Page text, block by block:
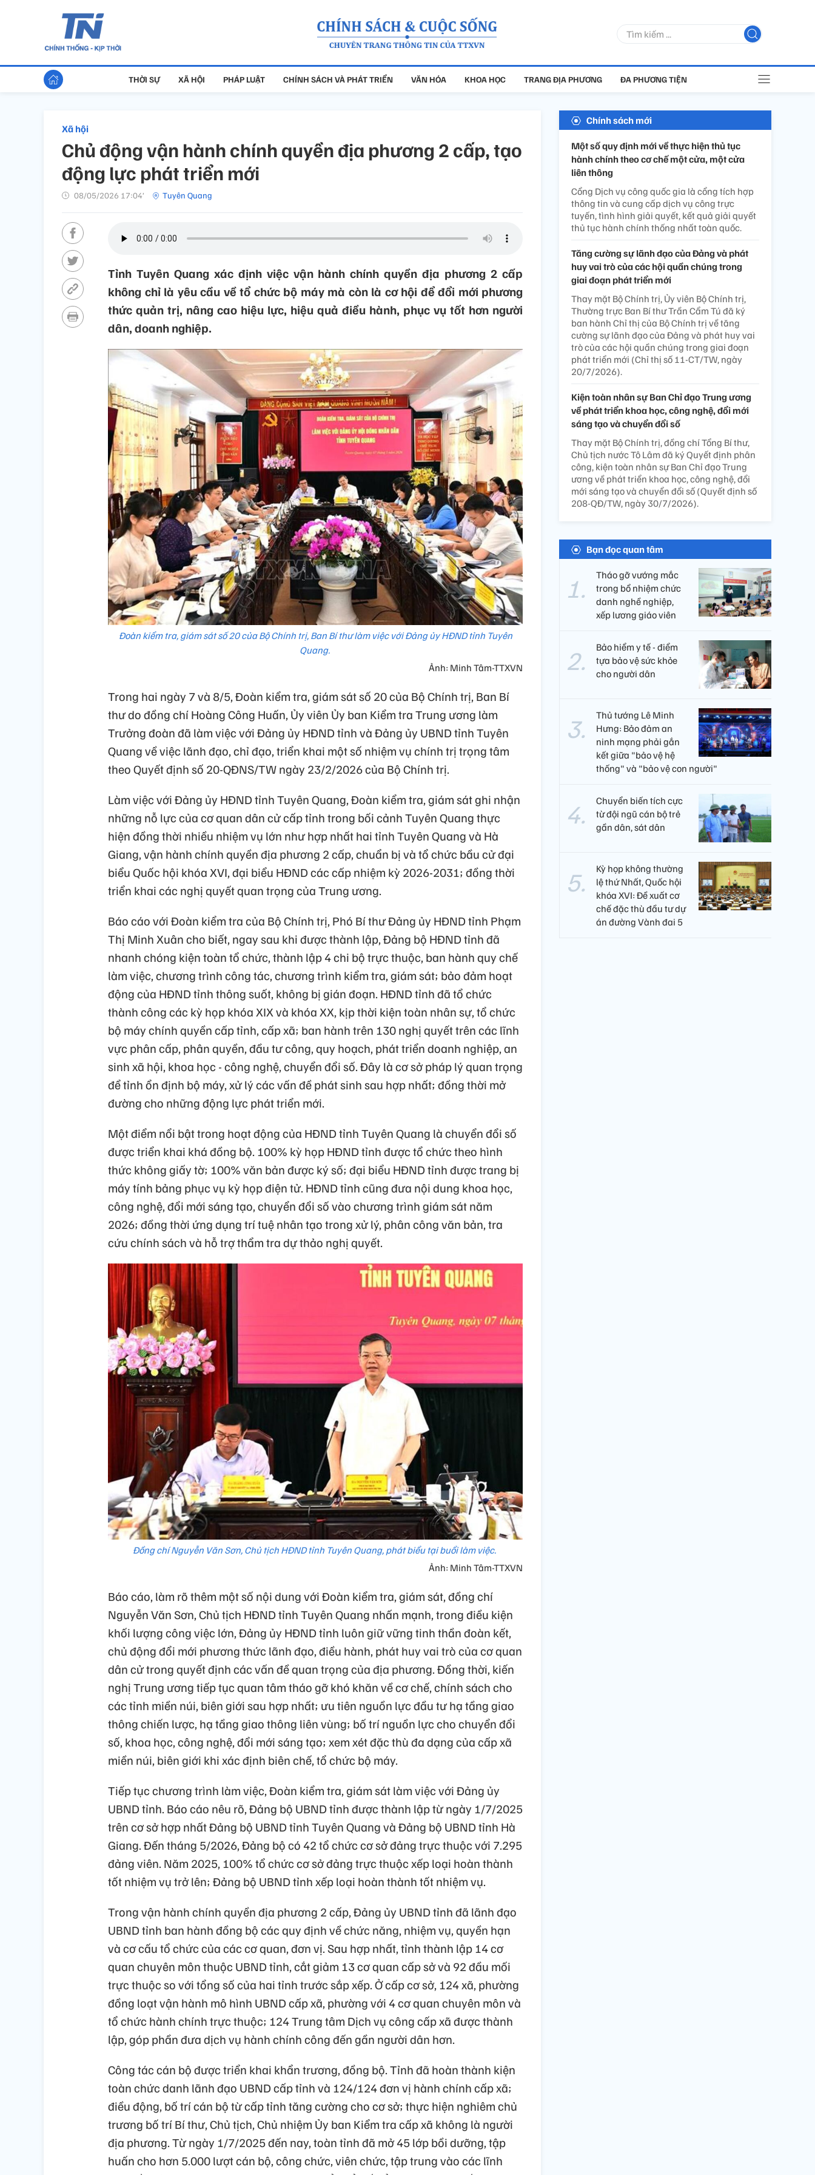
THỜI SỰ XÃ HỘI PHÁP LUẬT CHÍNH SÁCH VÀ PHÁT TRIỂN VĂN HÓA KHOA HỌC TRANG ĐỊA PHƯƠNG ĐA PHƯƠNG TIỆN
Xã hội
Chủ động vận hành chính quyền địa phương 2 cấp, tạo
động lực phát triển mới
08/05/2026 17:04’ Tuyên Quang
Tỉnh Tuyên Quang xác định việc vận hành chính quyền địa phương 2 cấp
không chỉ là yêu cầu về tổ chức bộ máy mà còn là cơ hội để đổi mới phương
thức quản trị, nâng cao hiệu lực, hiệu quả điều hành, phục vụ tốt hơn người
dân, doanh nghiệp.
Đoàn kiểm tra, giám sát số 20 của Bộ Chính trị, Ban Bí thư làm việc với Đảng ủy HĐND tỉnh Tuyên
Quang.
Ảnh: Minh Tâm-TTXVN
Trong hai ngày 7 và 8/5, Đoàn kiểm tra, giám sát số 20 của Bộ Chính trị, Ban Bí
thư do đồng chí Hoàng Công Huấn, Ủy viên Ủy ban Kiểm tra Trung ương làm
Trưởng đoàn đã làm việc với Đảng ủy HĐND tỉnh và Đảng ủy UBND tỉnh Tuyên
Quang về việc lãnh đạo, chỉ đạo, triển khai một số nhiệm vụ chính trị trọng tâm
theo Quyết định số 20-QĐNS/TW ngày 23/2/2026 của Bộ Chính trị.
Làm việc với Đảng ủy HĐND tỉnh Tuyên Quang, Đoàn kiểm tra, giám sát ghi nhận
những nỗ lực của cơ quan dân cử cấp tỉnh trong bối cảnh Tuyên Quang thực
hiện đồng thời nhiều nhiệm vụ lớn như hợp nhất hai tỉnh Tuyên Quang và Hà
Giang, vận hành chính quyền địa phương 2 cấp, chuẩn bị và tổ chức bầu cử đại
biểu Quốc hội khóa XVI, đại biểu HĐND các cấp nhiệm kỳ 2026-2031; đồng thời
triển khai các nghị quyết quan trọng của Trung ương.
Báo cáo với Đoàn kiểm tra của Bộ Chính trị, Phó Bí thư Đảng ủy HĐND tỉnh Phạm
Thị Minh Xuân cho biết, ngay sau khi được thành lập, Đảng bộ HĐND tỉnh đã
nhanh chóng kiện toàn tổ chức, thành lập 4 chi bộ trực thuộc, ban hành quy chế
làm việc, chương trình công tác, chương trình kiểm tra, giám sát; bảo đảm hoạt
động của HĐND tỉnh thông suốt, không bị gián đoạn. HĐND tỉnh đã tổ chức
thành công các kỳ họp khóa XIX và khóa XX, kịp thời kiện toàn nhân sự, tổ chức
bộ máy chính quyền cấp tỉnh, cấp xã; ban hành trên 130 nghị quyết trên các lĩnh
vực phân cấp, phân quyền, đầu tư công, quy hoạch, phát triển doanh nghiệp, an
sinh xã hội, khoa học - công nghệ, chuyển đổi số. Đây là cơ sở pháp lý quan trọng
để tỉnh ổn định bộ máy, xử lý các vấn đề phát sinh sau hợp nhất; đồng thời mở
đường cho những động lực phát triển mới.
Một điểm nổi bật trong hoạt động của HĐND tỉnh Tuyên Quang là chuyển đổi số
được triển khai khá đồng bộ. 100% kỳ họp HĐND tỉnh được tổ chức theo hình
thức không giấy tờ; 100% văn bản được ký số; đại biểu HĐND tỉnh được trang bị
máy tính bảng phục vụ kỳ họp điện tử. HĐND tỉnh cũng đưa nội dung khoa học,
công nghệ, đổi mới sáng tạo, chuyển đổi số vào chương trình giám sát năm
2026; đồng thời ứng dụng trí tuệ nhân tạo trong xử lý, phân công văn bản, tra
cứu chính sách và hỗ trợ thẩm tra dự thảo nghị quyết.
Đồng chí Nguyễn Văn Sơn, Chủ tịch HĐND tỉnh Tuyên Quang, phát biểu tại buổi làm việc.
Ảnh: Minh Tâm-TTXVN
Báo cáo, làm rõ thêm một số nội dung với Đoàn kiểm tra, giám sát, đồng chí
Nguyễn Văn Sơn, Chủ tịch HĐND tỉnh Tuyên Quang nhấn mạnh, trong điều kiện
khối lượng công việc lớn, Đảng ủy HĐND tỉnh luôn giữ vững tinh thần đoàn kết,
chủ động đổi mới phương thức lãnh đạo, điều hành, phát huy vai trò của cơ quan
dân cử trong quyết định các vấn đề quan trọng của địa phương. Đồng thời, kiến
nghị Trung ương tiếp tục quan tâm tháo gỡ khó khăn về cơ chế, chính sách cho
các tỉnh miền núi, biên giới sau hợp nhất; ưu tiên nguồn lực đầu tư hạ tầng giao
thông chiến lược, hạ tầng giao thông liên vùng; bố trí nguồn lực cho chuyển đổi
số, khoa học, công nghệ, đổi mới sáng tạo; xem xét đặc thù đa dạng của cấp xã
miền núi, biên giới khi xác định biên chế, tổ chức bộ máy.
Tiếp tục chương trình làm việc, Đoàn kiểm tra, giám sát làm việc với Đảng ủy
UBND tỉnh. Báo cáo nêu rõ, Đảng bộ UBND tỉnh được thành lập từ ngày 1/7/2025
trên cơ sở hợp nhất Đảng bộ UBND tỉnh Tuyên Quang và Đảng bộ UBND tỉnh Hà
Giang. Đến tháng 5/2026, Đảng bộ có 42 tổ chức cơ sở đảng trực thuộc với 7.295
đảng viên. Năm 2025, 100% tổ chức cơ sở đảng trực thuộc xếp loại hoàn thành
tốt nhiệm vụ trở lên; Đảng bộ UBND tỉnh xếp loại hoàn thành tốt nhiệm vụ.
Trong vận hành chính quyền địa phương 2 cấp, Đảng ủy UBND tỉnh đã lãnh đạo
UBND tỉnh ban hành đồng bộ các quy định về chức năng, nhiệm vụ, quyền hạn
và cơ cấu tổ chức của các cơ quan, đơn vị. Sau hợp nhất, tỉnh thành lập 14 cơ
quan chuyên môn thuộc UBND tỉnh, cắt giảm 13 cơ quan cấp sở và 92 đầu mối
trực thuộc so với tổng số của hai tỉnh trước sắp xếp. Ở cấp cơ sở, 124 xã, phường
đồng loạt vận hành mô hình UBND cấp xã, phường với 4 cơ quan chuyên môn và
tổ chức hành chính trực thuộc; 124 Trung tâm Dịch vụ công cấp xã được thành
lập, góp phần đưa dịch vụ hành chính công đến gần người dân hơn.
Công tác cán bộ được triển khai khẩn trương, đồng bộ. Tỉnh đã hoàn thành kiện
toàn chức danh lãnh đạo UBND cấp tỉnh và 124/124 đơn vị hành chính cấp xã;
điều động, bố trí cán bộ từ cấp tỉnh tăng cường cho cơ sở; thực hiện nghiêm chủ
trương bố trí Bí thư, Chủ tịch, Chủ nhiệm Ủy ban Kiểm tra cấp xã không là người
địa phương. Từ ngày 1/7/2025 đến nay, toàn tỉnh đã mở 45 lớp bồi dưỡng, tập
huấn cho hơn 5.000 lượt cán bộ, công chức, viên chức, tập trung vào các lĩnh
Chính sách mới
Một số quy định mới về thực hiện thủ tục
hành chính theo cơ chế một cửa, một cửa
liên thông
Cổng Dịch vụ công quốc gia là cổng tích hợp
thông tin và cung cấp dịch vụ công trực
tuyến, tình hình giải quyết, kết quả giải quyết
thủ tục hành chính thống nhất toàn quốc.
Tăng cường sự lãnh đạo của Đảng và phát
huy vai trò của các hội quần chúng trong
giai đoạn phát triển mới
Thay mặt Bộ Chính trị, Ủy viên Bộ Chính trị,
Thường trực Ban Bí thư Trần Cẩm Tú đã ký
ban hành Chỉ thị của Bộ Chính trị về tăng
cường sự lãnh đạo của Đảng và phát huy vai
trò của các hội quần chúng trong giai đoạn
phát triển mới (Chỉ thị số 11-CT/TW, ngày
20/7/2026).
Kiện toàn nhân sự Ban Chỉ đạo Trung ương
về phát triển khoa học, công nghệ, đổi mới
sáng tạo và chuyển đổi số
Thay mặt Bộ Chính trị, đồng chí Tổng Bí thư,
Chủ tịch nước Tô Lâm đã ký Quyết định phân
công, kiện toàn nhân sự Ban Chỉ đạo Trung
ương về phát triển khoa học, công nghệ, đổi
mới sáng tạo và chuyển đổi số (Quyết định số
208-QĐ/TW, ngày 30/7/2026).
Bạn đọc quan tâm
Tháo gỡ vướng mắc
trong bổ nhiệm chức
danh nghề nghiệp,
xếp lương giáo viên
Bảo hiểm y tế - điểm
tựa bảo vệ sức khỏe
cho người dân
Thủ tướng Lê Minh
Hưng: Bảo đảm an
ninh mạng phải gắn
kết giữa "bảo vệ hệ
thống" và "bảo vệ con người"
Chuyển biến tích cực
từ đội ngũ cán bộ trẻ
gần dân, sát dân
Kỳ họp không thường
lệ thứ Nhất, Quốc hội
khóa XVI: Đề xuất cơ
chế đặc thù đầu tư dự
án đường Vành đai 5